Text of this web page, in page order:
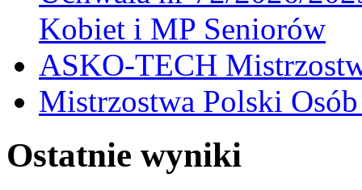
Kobiet i MP Seniorów
ASKO-TECH
Mistrzostwa Polski
Ostatnie wyniki